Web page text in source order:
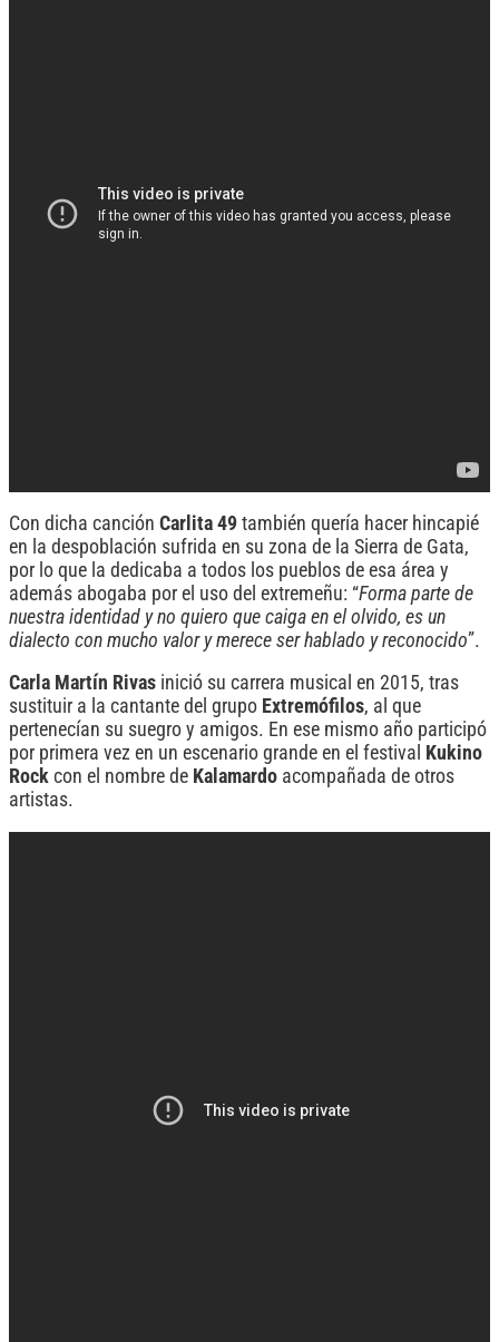
Con dicha canción Carlita 49 también quería hacer hincapié
en la despoblación sufrida en su zona de la Sierra de Gata,
por lo que la dedicaba a todos los pueblos de esa área y
además abogaba por el uso del extremeñu: “Forma parte de
nuestra identidad y no quiero que caiga en el olvido, es un
dialecto con mucho valor y merece ser hablado y reconocido”.
Carla Martín Rivas inició su carrera musical en 2015, tras
sustituir a la cantante del grupo Extremófilos, al que
pertenecían su suegro y amigos. En ese mismo año participó
por primera vez en un escenario grande en el festival Kukino
Rock con el nombre de Kalamardo acompañada de otros
artistas.